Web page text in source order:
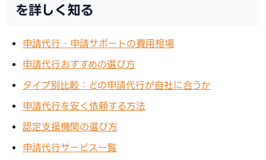
を詳しく知る
申請代行・申請サポートの費用相場
申請代行おすすめの選び方
タイプ別比較：どの申請代行が自社に合うか
申請代行を安く依頼する方法
認定支援機関の選び方
申請代行サービス一覧